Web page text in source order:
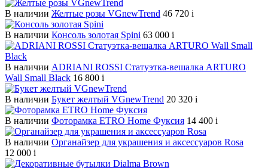
В наличии Желтые розы VGnewTrend 46 720 i
В наличии Консоль золотая Spini 63 000 i
В наличии ADRIANI ROSSI Статуэтка-вешалка ARTURO
Wall Small Black 16 800 i
В наличии Букет желтый VGnewTrend 20 320 i
В наличии Фоторамка ETRO Home Фуксия 14 400 i
В наличии Органайзер для украшения и аксессуаров Rosa
12 000 i